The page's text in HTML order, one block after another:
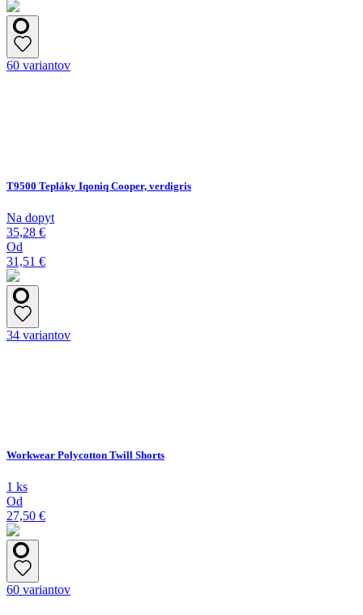
60 variantov
T9500 Tepláky Iqoniq Cooper, verdigris
Na dopyt
35,28 €
Od
31,51 €
34 variantov
Workwear Polycotton Twill Shorts
1 ks
Od
27,50 €
60 variantov